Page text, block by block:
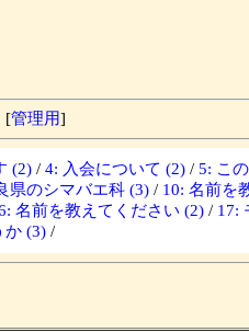
[管理用]
(2) / 4: 入会について (2) / 5: こ
県のシマバエ科 (3) / 10: 名前を
名前を教えてください (2) / 17:
か (3) /